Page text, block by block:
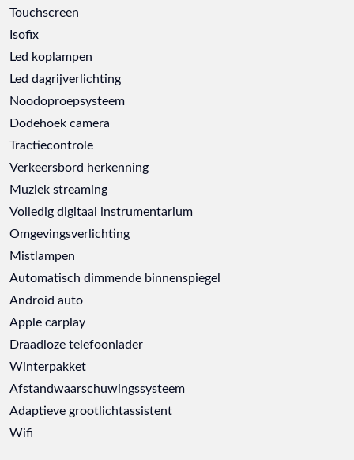
Touchscreen
Isofix
Led koplampen
Led dagrijverlichting
Noodoproepsysteem
Dodehoek camera
Tractiecontrole
Verkeersbord herkenning
Muziek streaming
Volledig digitaal instrumentarium
Omgevingsverlichting
Mistlampen
Automatisch dimmende binnenspiegel
Android auto
Apple carplay
Draadloze telefoonlader
Winterpakket
Afstandwaarschuwingssysteem
Adaptieve grootlichtassistent
Wifi